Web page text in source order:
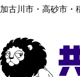
加古川市・高砂市・